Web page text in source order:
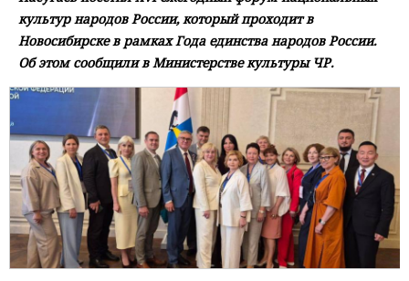
культур народов России, который проходит в
Новосибирске в рамках Года единства народов России.
Об этом сообщили в Министерстве культуры ЧР.